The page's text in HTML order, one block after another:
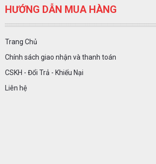
HƯỚNG DẪN MUA HÀNG
Trang Chủ
Chính sách giao nhận và thanh toán
CSKH - Đổi Trả - Khiếu Nại
Liên hệ